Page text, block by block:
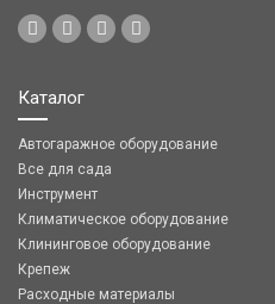
Каталог
Автогаражное оборудование
Все для сада
Инструмент
Климатическое оборудование
Клининговое оборудование
Крепеж
Расходные материалы